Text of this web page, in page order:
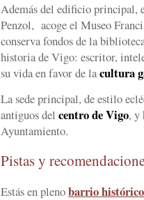
Además del edificio principal,
Penzol, acoge el Museo
conserva fondos de la
historia de Vigo: escritor,
su vida en favor de lacultura
La sede principal, de estilo
antiguos del centro de Vigo, y
Ayuntamiento.
Pistas y
Estás en plenobarrio